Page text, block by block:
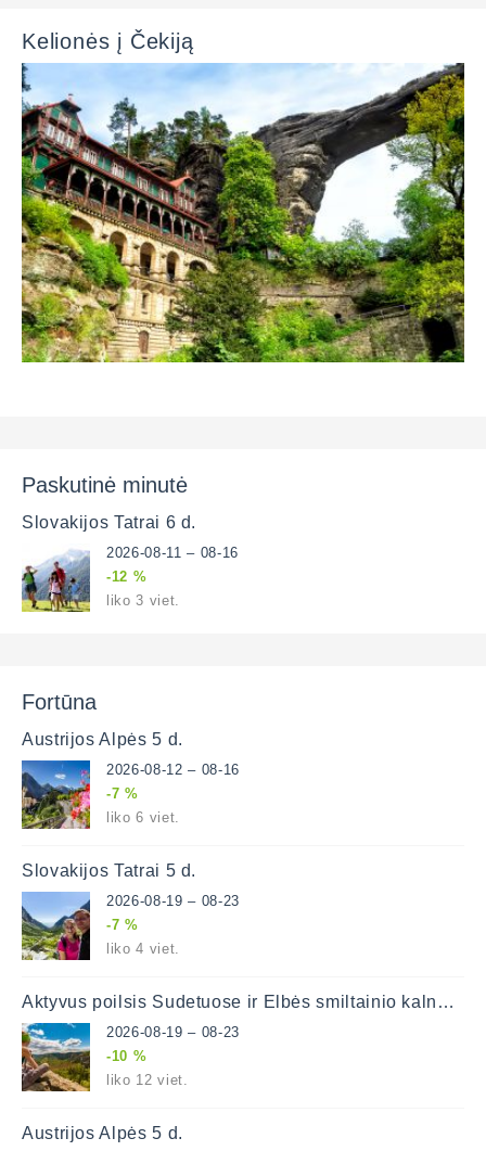
Kelionės į Čekiją
Paskutinė minutė
Slovakijos Tatrai 6 d.
2026-08-11 – 08-16
-12 %
liko 3 viet.
Fortūna
Austrijos Alpės 5 d.
2026-08-12 – 08-16
-7 %
liko 6 viet.
Slovakijos Tatrai 5 d.
2026-08-19 – 08-23
-7 %
liko 4 viet.
Aktyvus poilsis Sudetuose ir Elbės smiltainio kalnuose
2026-08-19 – 08-23
-10 %
liko 12 viet.
Austrijos Alpės 5 d.